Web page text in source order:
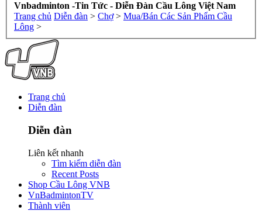
Vnbadminton -Tin Tức - Diễn Đàn Cầu Lông Việt Nam
Trang chủ Diễn đàn > Chợ > Mua/Bán Các Sản Phẩm Cầu
Lông >
Trang chủ
Diễn đàn
Diễn đàn
Liên kết nhanh
Tìm kiếm diễn đàn
Recent Posts
Shop Cầu Lông VNB
VnBadmintonTV
Thành viên